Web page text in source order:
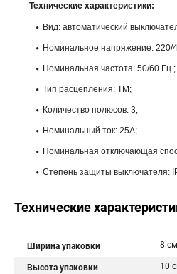
Технические характеристики:
Вид: автоматический
Номинальное напряжение: 220/
Номинальная частота: 50/60 Гц ;
Тип расцепления: ТМ;
Количество полюсов: 3;
Номинальный ток: 25A;
Номинальная отключающая
Степень защиты выключателя:
Технические
Ширина упаковки 8 см
Высота упаковки 10